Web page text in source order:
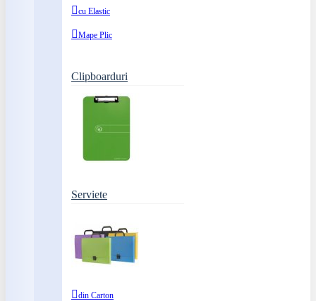
cu Elastic
Mape Plic
Clipboarduri
Serviete
din Carton